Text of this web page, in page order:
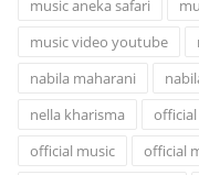
music aneka safari
music video youtube
nabila maharani
nella kharisma
official
official music
official